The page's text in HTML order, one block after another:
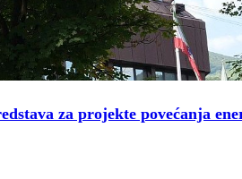
za projekte povećanja